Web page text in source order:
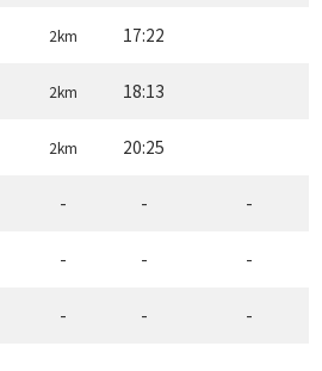
2km 17:22
2km 18:13
2km 20:25
- - -
- - -
- - -